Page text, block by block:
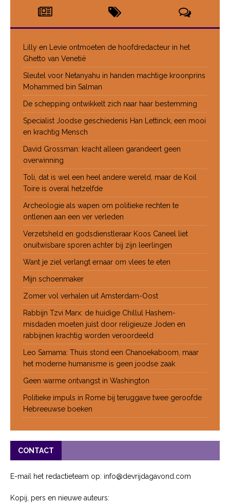
Lilly en Levie ontmoeten de hoofdredacteur in het
Ghetto van Venetië
Sleutel voor Netanyahu in handen machtige kroonprins
Mohammed bin Salman
De schepping ontwikkelt zich naar haar bestemming
Specialist Joodse geschiedenis Han Lettinck, een mooi
en krachtig Mensch
David Grossman: kracht alleen garandeert geen
overwinning
Toli, dat is wel een heel andere wereld, maar de Koil
Toire is overal hetzelfde
Archeologie als wapen om politieke rechten te
ontlenen aan een ver verleden
Verzetsheld en godsdienstleraar Koos Caneel liet
onuitwisbare sporen achter bij zijn leerlingen
Want je ziel verlangt ernaar om vlees te eten
Mijn schoenmaker
Zomer vol verhalen uit Amsterdam-Oost
Rabbijn Tzvi Marx: de huidige Chillul Hashem-
misdaden moeten juist door religieuze Joden en
rabbijnen krachtig worden veroordeeld
Leo Samama: Thuis stond een Chanoekaboom, maar
het moderne humanisme is geen joodse zaak
Geen warme ontvangst in Washington
Politieke impuls in Rome bij teruggave twee geroofde
Hebreeuwse boeken
CONTACT
E-mail het redactieteam op: info@devrijdagavond.com
Kopij, pers en nieuwe auteurs: